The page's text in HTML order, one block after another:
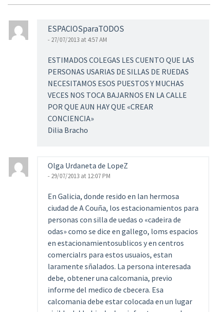
ESPACIOSparaTODOS
- 27/07/2013 at 4:57 AM
ESTIMADOS COLEGAS LES CUENTO QUE LAS
PERSONAS USARIAS DE SILLAS DE RUEDAS
NECESITAMOS ESOS PUESTOS Y MUCHAS
VECES NOS TOCA BAJARNOS EN LA CALLE
POR QUE AUN HAY QUE «CREAR
CONCIENCIA»
Dilia Bracho
Olga Urdaneta de LopeZ
- 29/07/2013 at 12:07 PM
En Galicia, donde resido en lan hermosa
ciudad de A Couña, los estacionamientos para
personas con silla de uedas o «cadeira de
odas» como se dice en gallego, loms espacios
en estacionamientosublicos y en centros
comercialrs para estos usuaios, estan
laramente sñalados. La persona interesada
debe, obtener una calcomania, previo
informe del medico de cbecera. Esa
calcomania debe estar colocada en un lugar